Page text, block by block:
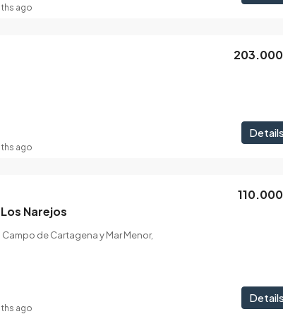
ago
Details
ago
Narejos
de Cartagena y Mar Menor,
Details
ago